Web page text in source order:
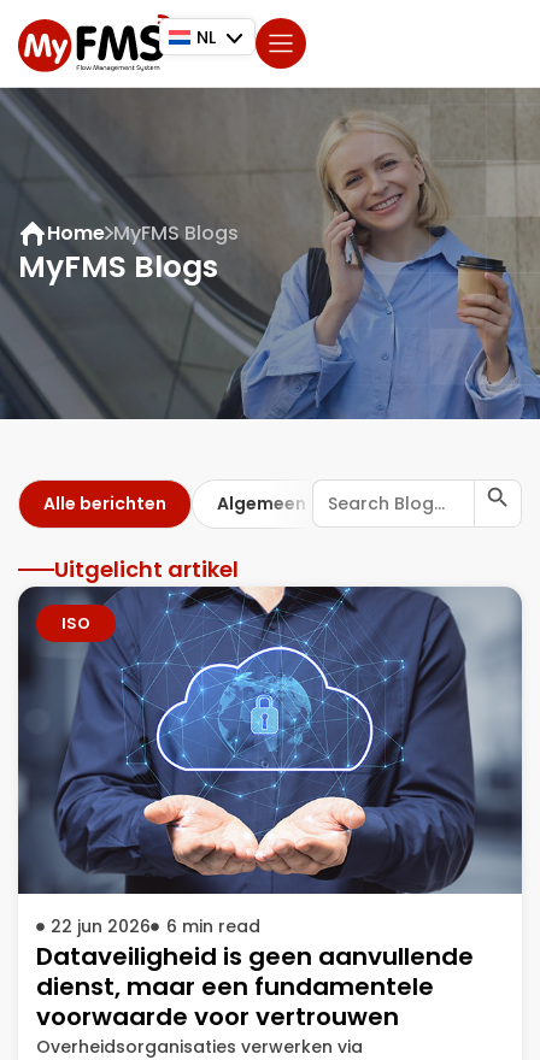
NL
Home MyFMS Blogs
MyFMS Blogs
Alle berichten Algemeen BIOGRAFIE ISO
Zoek
naar:
Uitgelicht artikel
ISO
22 jun 2026 6 min read
Dataveiligheid is geen aanvullende
dienst, maar een fundamentele
voorwaarde voor vertrouwen
Overheidsorganisaties verwerken via